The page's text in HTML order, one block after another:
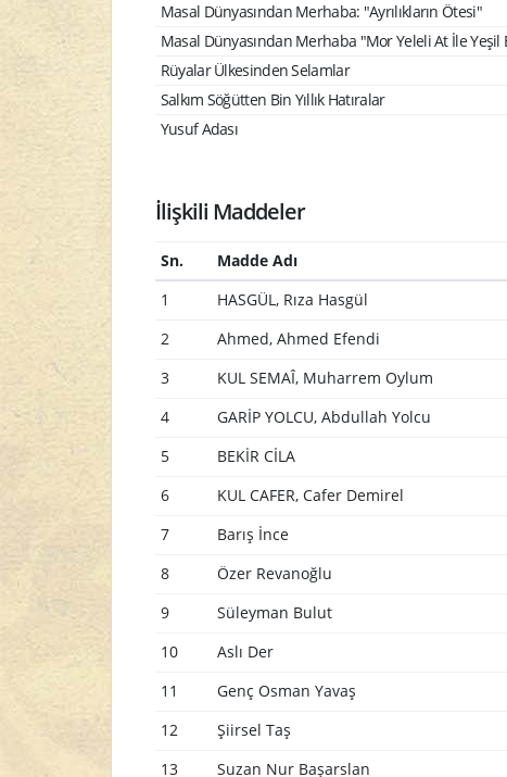
Masal Dünyasından Merhaba: "Ayrılıkların Ötesi"
Masal Dünyasından Merhaba "Mor Yeleli At İle Yeşil
Rüyalar Ülkesinden Selamlar
Salkım Söğütten Bin Yıllık Hatıralar
Yusuf Adası
İlişkili Maddeler
Sn. Madde Adı
1
HASGÜL, Rıza Hasgül
2 Ahmed, Ahmed Efendi
3 KUL SEMAÎ, Muharrem Oylum
4 GARİP YOLCU, Abdullah Yolcu
5 BEKİR CİLA
6 KUL CAFER, Cafer Demirel
7 Barış İnce
8 Özer Revanoğlu
9 Süleyman Bulut
10 Aslı Der
11 Genç Osman Yavaş
12 Şiirsel Taş
13 Suzan Nur Başarslan